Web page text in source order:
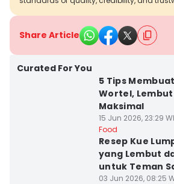
Share Article
Curated For You
5 Tips
Wortel,
Maksimal
15 Jun 2026, 23:29
Food
Resep Kue
yang Lembut
untuk Teman
03 Jun 2026, 08:25